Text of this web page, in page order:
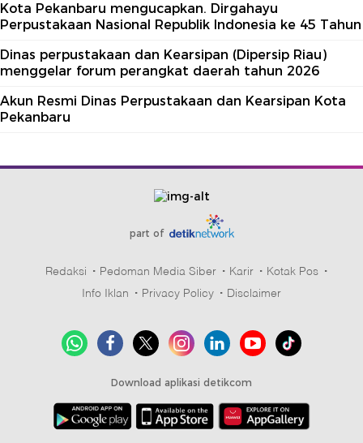
Kota Pekanbaru mengucapkan. Dirgahayu
Perpustakaan Nasional Republik Indonesia ke 45 Tahun
Dinas perpustakaan dan Kearsipan (Dipersip Riau)
menggelar forum perangkat daerah tahun 2026
Akun Resmi Dinas Perpustakaan dan Kearsipan Kota
Pekanbaru
part of
Redaksi Pedoman Media Siber Karir
Kotak Pos
Info Iklan
Privacy Policy Disclaimer
Download aplikasi detikcom